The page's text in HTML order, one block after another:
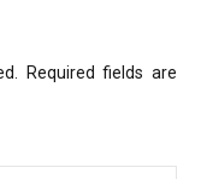
Required fields are